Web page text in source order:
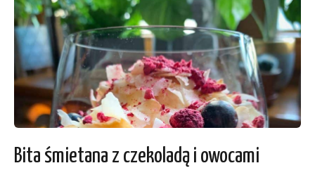
Bita śmietana z czekoladą i owocami